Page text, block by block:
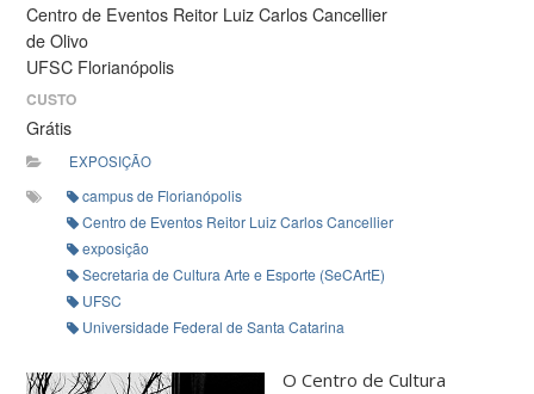
Centro de Eventos Reitor Luiz Carlos Cancellier
de Olivo
UFSC Florianópolis
CUSTO
Grátis
EXPOSIÇÃO
campus de Florianópolis
Centro de Eventos Reitor Luiz Carlos Cancellier de Olivo
exposição
Secretaria de Cultura Arte e Esporte (SeCArtE)
UFSC
Universidade Federal de Santa Catarina
O Centro de Cultura